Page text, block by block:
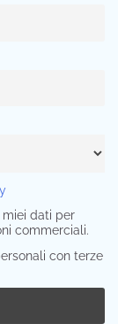
dati per
commerciali.
con terze